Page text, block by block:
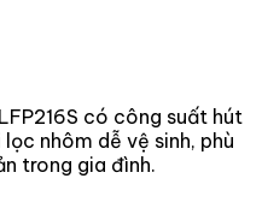
có công suất hút
nhôm dễ vệ sinh, phù
trong gia đình.